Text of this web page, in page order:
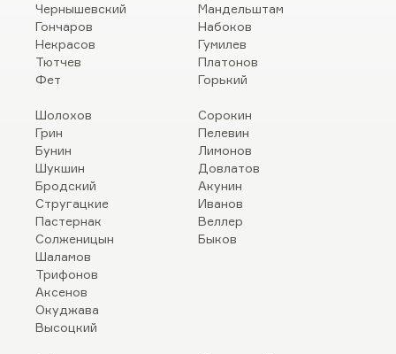
Чернышевский
Гончаров
Некрасов
Тютчев
Фет
Мандельштам
Набоков
Гумилев
Платонов
Горький
Шолохов
Грин
Бунин
Шукшин
Бродский
Стругацкие
Пастернак
Солженицын
Шаламов
Трифонов
Аксенов
Окуджава
Высоцкий
Сорокин
Пелевин
Лимонов
Довлатов
Акунин
Иванов
Веллер
Быков